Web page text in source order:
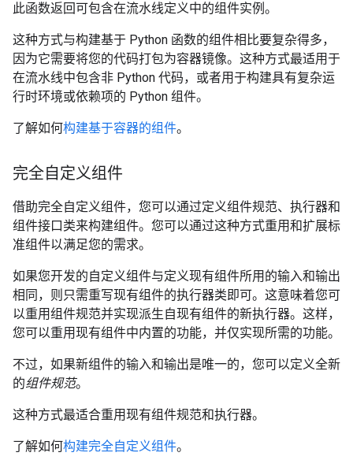
此函数返回可包含在流水线定义中的组件实例。
这种方式与构建基于 Python 函数的组件相比要复杂得多，
因为它需要将您的代码打包为容器镜像。这种方式最适用于
在流水线中包含非 Python 代码，或者用于构建具有复杂运
行时环境或依赖项的 Python 组件。
了解如何构建基于容器的组件。
完全自定义组件
借助完全自定义组件，您可以通过定义组件规范、执行器和
组件接口类来构建组件。您可以通过这种方式重用和扩展标
准组件以满足您的需求。
如果您开发的自定义组件与定义现有组件所用的输入和输出
相同，则只需重写现有组件的执行器类即可。这意味着您可
以重用组件规范并实现派生自现有组件的新执行器。这样，
您可以重用现有组件中内置的功能，并仅实现所需的功能。
不过，如果新组件的输入和输出是唯一的，您可以定义全新
的组件规范。
这种方式最适合重用现有组件规范和执行器。
了解如何构建完全自定义组件。